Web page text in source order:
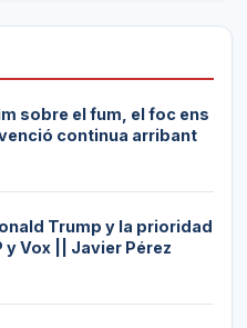
sobre el fum, el foc ens
continua arribant
Trump y la prioridad
y Vox || Javier Pérez